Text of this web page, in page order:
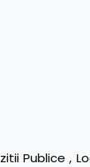
Publice ,